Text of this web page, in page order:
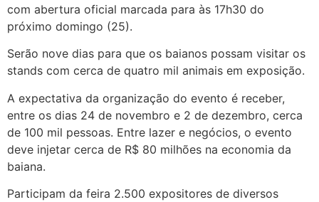
com abertura oficial marcada para às 17h30 do
próximo domingo (25).
Serão nove dias para que os baianos possam visitar os
stands com cerca de quatro mil animais em exposição.
A expectativa da organização do evento é receber,
entre os dias 24 de novembro e 2 de dezembro, cerca
de 100 mil pessoas. Entre lazer e negócios, o evento
deve injetar cerca de R$ 80 milhões na economia da
baiana.
Participam da feira 2.500 expositores de diversos